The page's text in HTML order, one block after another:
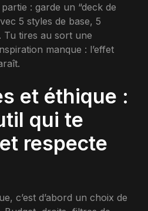
: garde un “deck de
5 styles de base, 5
Tu tires au sort une
manque : l’effet
et éthique :
qui te
respecte
c’est d’abord un choix de